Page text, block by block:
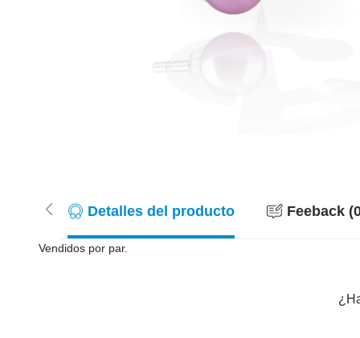
Detalles del producto Feeback
Vendidos por par.